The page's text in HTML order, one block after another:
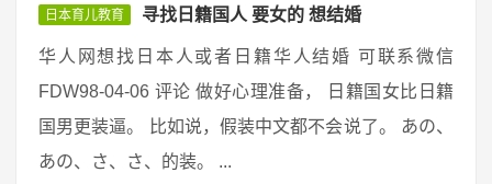
日本育儿教育 寻找日籍国人 要女的 想结婚
华人网想找日本人或者日籍华人结婚 可联系微信
FDW98-04-06 评论 做好心理准备， 日籍国女比日籍
国男更装逼。 比如说，假装中文都不会说了。 あの、
あの、さ、さ、的装。 ...